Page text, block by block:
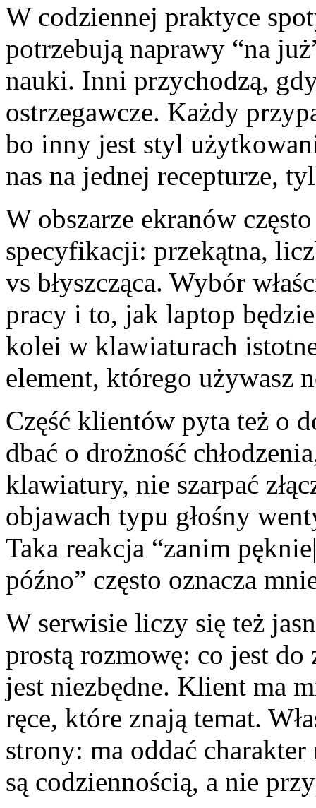
W codziennej praktyce
potrzebują naprawy “na
nauki. Inni przychodzą,
ostrzegawcze. Każdy
bo inny jest styl
nas na jednej recepturze,
W obszarze ekranów
specyfikacji: przekątna,
vs błyszcząca. Wybór
pracy i to, jak laptop
kolei w klawiaturach
element, którego używasz
Część klientów pyta też o
dbać o drożność
klawiatury, nie szarpać
objawach typu głośny
Taka reakcja “zanim
późno” często oznacza
W serwisie liczy się też
prostą rozmowę: co jest do
jest niezbędne. Klient ma
ręce, które znają temat.
strony: ma oddać
są codziennością, a nie